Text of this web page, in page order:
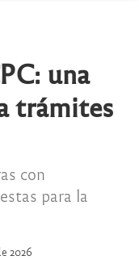
una
trámites
con
para la
2026